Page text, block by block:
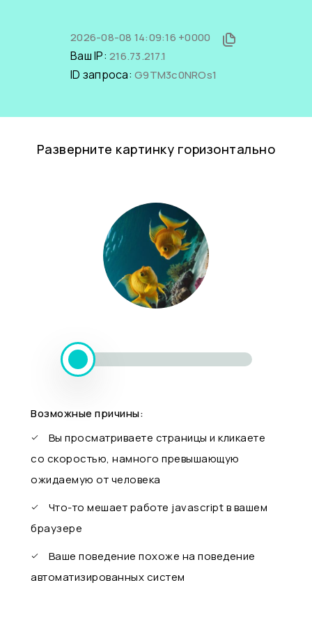
2026-08-08 14:09:16 +0000
Ваш IP: 216.73.217.1
ID запроса: G9TM3c0NROs1
Разверните картинку горизонтально
Возможные причины:
Вы просматриваете страницы и кликаете
со скоростью, намного превышающую
ожидаемую от человека
Что-то мешает работе javascript в вашем
браузере
Ваше поведение похоже на поведение
автоматизированных систем